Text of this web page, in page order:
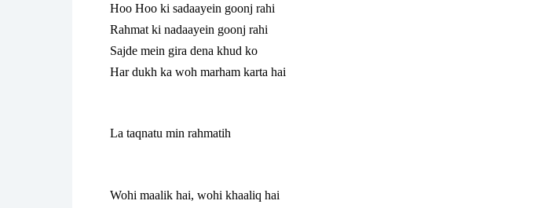
Hoo Hoo ki sadaayein goonj rahi
Rahmat ki nadaayein goonj rahi
Sajde mein gira dena khud ko
Har dukh ka woh marham karta hai
La taqnatu min rahmatih
Wohi maalik hai, wohi khaaliq hai